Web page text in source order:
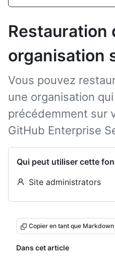
Restauration
organisation
Vous pouvez
une organisation
précédemment sur
GitHub Enterprise
Qui peut utiliser cette
Site administrators
Copier en tant que Markdown
Dans cet article